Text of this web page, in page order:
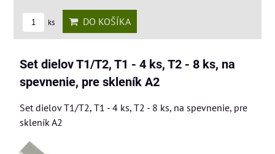
ks DO KOŠÍKA
Set dielov T1/T2, T1 - 4 ks, T2 - 8 ks, na
spevnenie, pre skleník A2
Set dielov T1/T2, T1 - 4 ks, T2 - 8 ks, na spevnenie, pre
skleník A2